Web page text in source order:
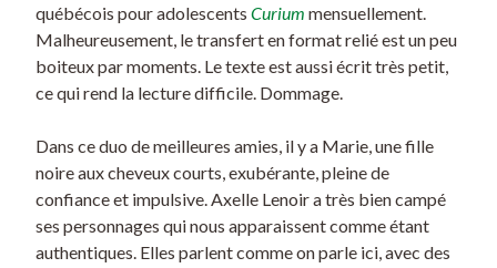
québécois pour adolescents Curium mensuellement.
Malheureusement, le transfert en format relié est un peu
boiteux par moments. Le texte est aussi écrit très petit,
ce qui rend la lecture difficile. Dommage.
Dans ce duo de meilleures amies, il y a Marie, une fille
noire aux cheveux courts, exubérante, pleine de
confiance et impulsive. Axelle Lenoir a très bien campé
ses personnages qui nous apparaissent comme étant
authentiques. Elles parlent comme on parle ici, avec des